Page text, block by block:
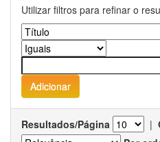
Utilizar filtros para refinar o
Resultados/Página |